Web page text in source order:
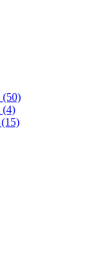
(50)
(4)
(15)